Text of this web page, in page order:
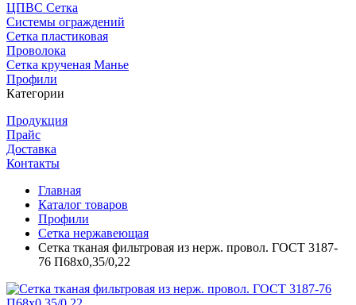
ЦПВС Сетка
Системы ограждений
Сетка пластиковая
Проволока
Сетка крученая Манье
Профили
Категории
Продукция
Прайс
Доставка
Контакты
Главная
Каталог товаров
Профили
Сетка нержавеющая
Сетка тканая фильтровая из нерж. провол. ГОСТ 3187-
76 П68х0,35/0,22